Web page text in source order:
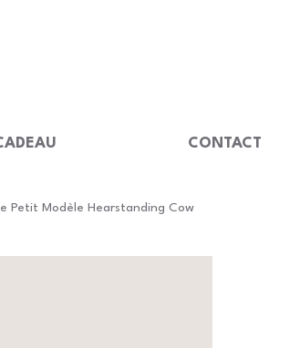
CONTACT
Petit Modèle Hearstanding Cow